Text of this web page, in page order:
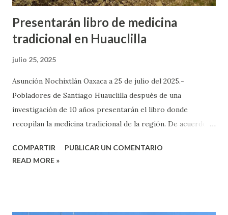
Presentarán libro de medicina
tradicional en Huauclilla
julio 25, 2025
Asunción Nochixtlán Oaxaca a 25 de julio del 2025.-
Pobladores de Santiago Huauclilla después de una
investigación de 10 años presentarán el libro donde
recopilan la medicina tradicional de la región. De acuerdo
indicó que desde hace más de 10 años ciudadanos tenían la
COMPARTIR
PUBLICAR UN COMENTARIO
READ MORE »